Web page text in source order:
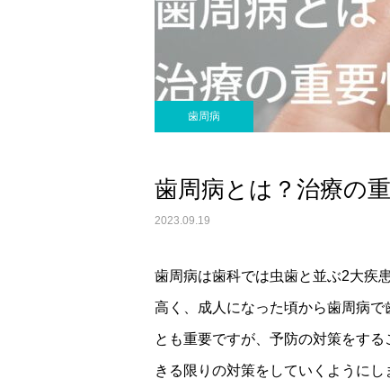
歯周病
歯周病とは？治療の
2023.09.19
歯周病は歯科では虫歯と並ぶ2大疾
高く、成人になった頃から歯周病
とも重要ですが、予防の対策をす
きる限りの対策をしていくようにし